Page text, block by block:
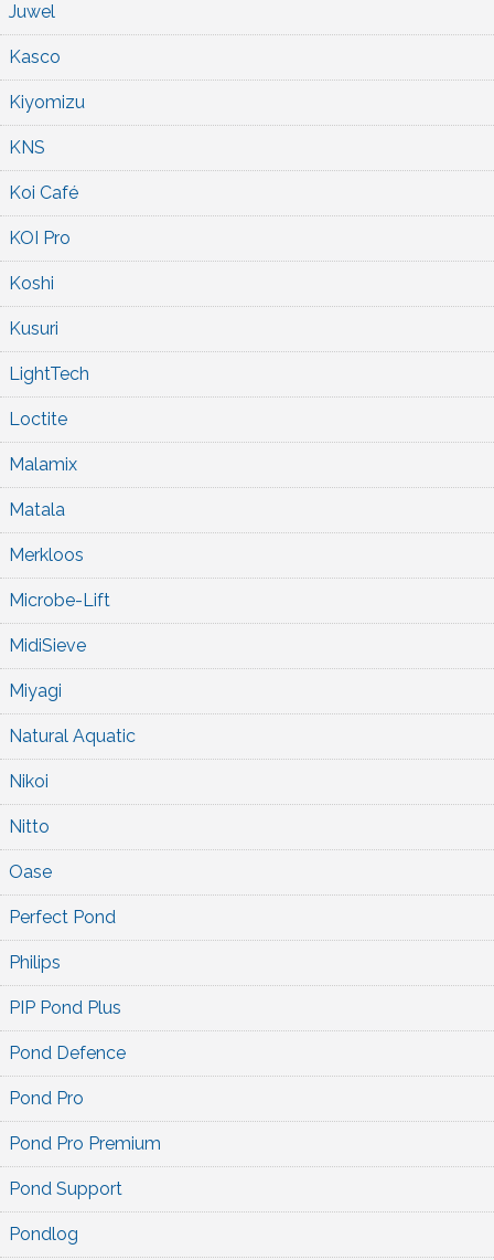
Juwel
Kasco
Kiyomizu
KNS
Koi Café
KOI Pro
Koshi
Kusuri
LightTech
Loctite
Malamix
Matala
Merkloos
Microbe-Lift
MidiSieve
Miyagi
Natural Aquatic
Nikoi
Nitto
Oase
Perfect Pond
Philips
PIP Pond Plus
Pond Defence
Pond Pro
Pond Pro Premium
Pond Support
Pondlog